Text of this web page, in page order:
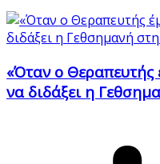
«Όταν ο Θεραπευτής
να διδάξει η